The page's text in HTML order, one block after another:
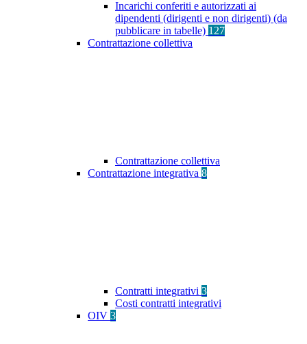
Incarichi conferiti e autorizzati ai
dipendenti (dirigenti e non dirigenti) (da
pubblicare in tabelle) 127
Contrattazione collettiva
Contrattazione collettiva
Contrattazione integrativa 8
Contratti integrativi 3
Costi contratti integrativi
OIV 3